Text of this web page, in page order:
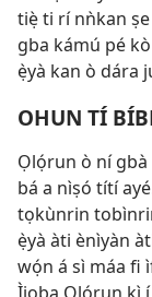
tiẹ̀ ti rí nǹkan
gba kámú pé
ẹ̀yà kan ò dára
OHUN TÍ
Ọlọ́run ò ní
bá a nìṣó títí
tọkùnrin
ẹ̀yà àti ènìyàn
wọ́n á sì máa fi